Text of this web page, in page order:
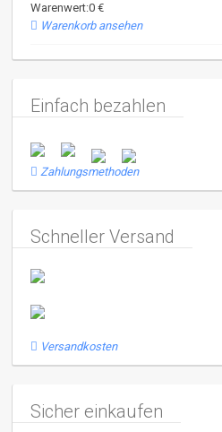
Warenwert:0 €
Warenkorb ansehen
Einfach bezahlen
Zahlungsmethoden
Schneller Versand
Versandkosten
Sicher einkaufen